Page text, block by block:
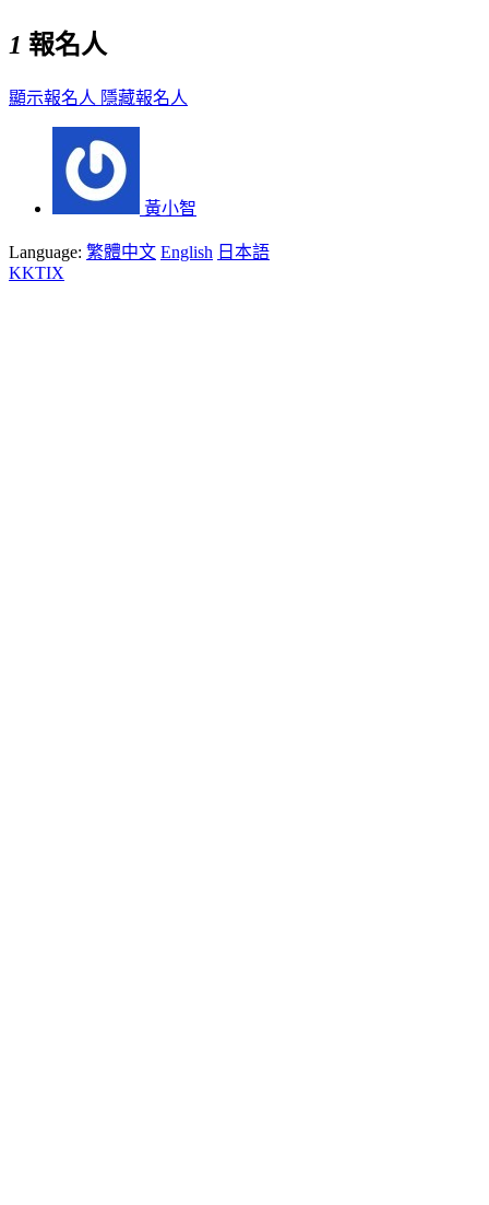
1 報名人
顯示報名人 隱藏報名人
黃小智
Language: 繁體中文 English 日本語
KKTIX